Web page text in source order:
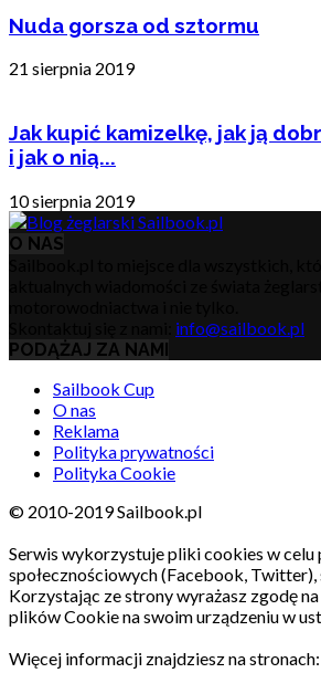
Nuda gorsza od sztormu
21 sierpnia 2019
Jak kupić kamizelkę, jak ją
i jak o nią...
10 sierpnia 2019
O NAS
info@sailbook.pl
PODĄŻAJ ZA NAMI
Sailbook Cup
O nas
Reklama
Polityka prywatności
Polityka Cookie
© 2010-2019 Sailbook.pl
Serwis wykorzystuje pliki cookies w celu
społecznościowych (Facebook,
Korzystając ze strony wyrażasz zgodę
plików Cookie na swoim urządzeniu w
Więcej informacji znajdziesz na stronach: